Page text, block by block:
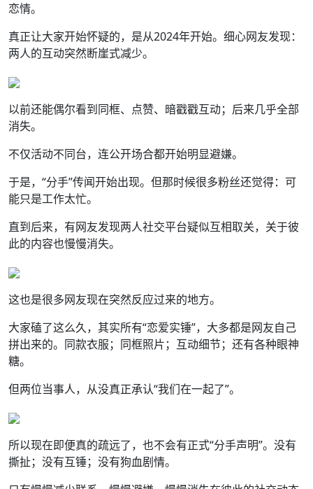
恋情。
真正让大家开始怀疑的，是从2024年开始。细心网友发现：
两人的互动突然断崖式减少。
以前还能偶尔看到同框、点赞、暗戳戳互动；后来几乎全部
消失。
不仅活动不同台，连公开场合都开始明显避嫌。
于是，“分手”传闻开始出现。但那时候很多粉丝还觉得：可
能只是工作太忙。
直到后来，有网友发现两人社交平台疑似互相取关，关于彼
此的内容也慢慢消失。
这也是很多网友现在突然反应过来的地方。
大家磕了这么久，其实所有“恋爱实锤”，大多都是网友自己
拼出来的。同款衣服；同框照片；互动细节；还有各种眼神
糖。
但两位当事人，从没真正承认“我们在一起了”。
所以现在即便真的疏远了，也不会有正式“分手声明”。没有
撕扯；没有互锤；没有狗血剧情。